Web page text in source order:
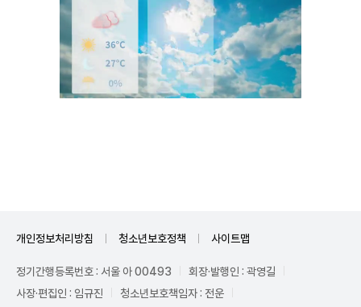
개인정보처리방침 청소년보호정책 사이트맵
정기간행등록번호 : 서울 아 00493
회장·발행인 : 곽영길
사장·편집인 : 임규진
청소년보호책임자 : 전운